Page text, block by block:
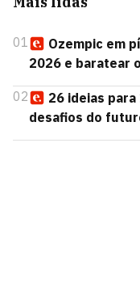
01
Ozempic em
2026 e baratear
02
26 ideias
desafios do